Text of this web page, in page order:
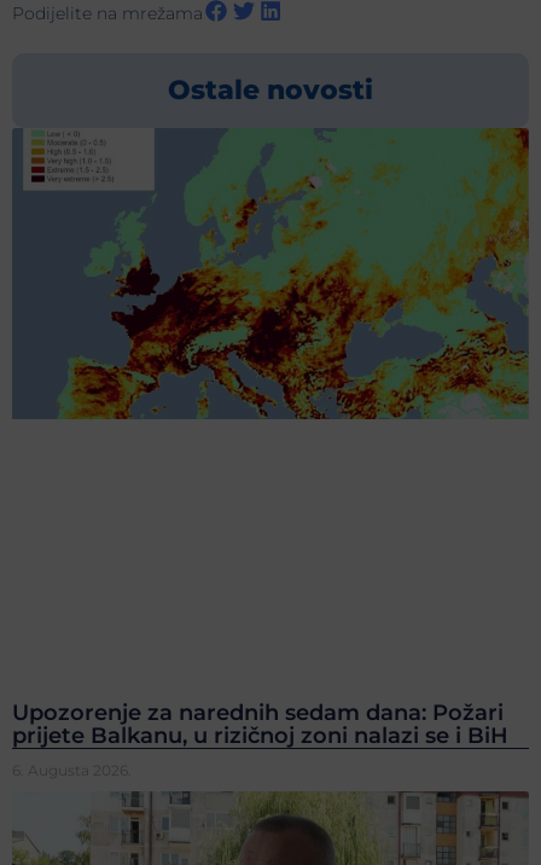
Podijelite na mrežama
Ostale novosti
Upozorenje za narednih sedam dana: Požari
prijete Balkanu, u rizičnoj zoni nalazi se i BiH
6. Augusta 2026.